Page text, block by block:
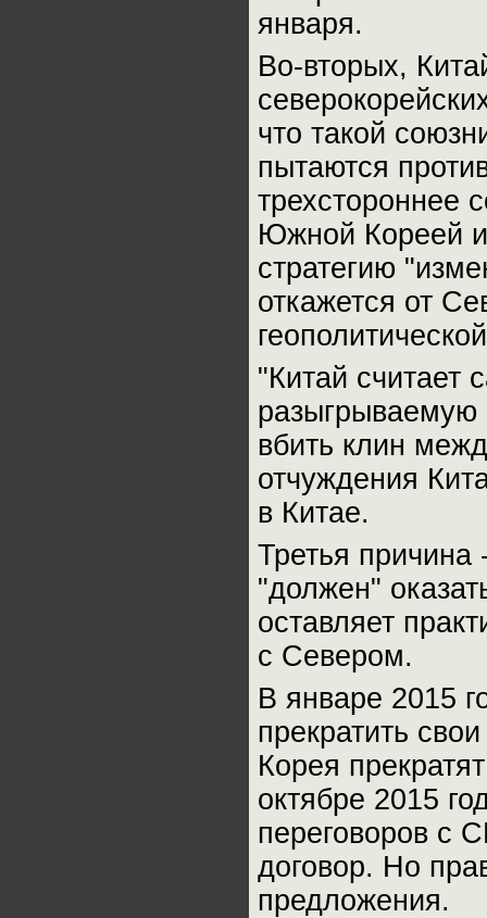
января.
Во-вторых,
что такой
пытаются
трехстороннее
Южной Кореей
стратегию
откажется от
"Китай считает
разыгрываемую
вбить клин
отчуждения
в Китае.
Третья
"должен"
оставляет
с Севером.
В январе 2015
прекратить
Корея
октябре 2015
переговоров с
договор. Но
предложения.